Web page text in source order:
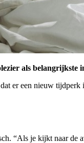
als
er een nieuw
“Als je kijkt naar de